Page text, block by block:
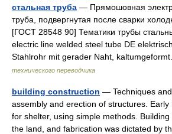
стальная труба — Прямошовная
труба, подвергнутая после сварки
[ГОСТ 28548 90] Тематики трубы
electric line welded steel tube DE
Stahlrohr mit gerader Naht,
технического переводчика
building construction — Techniques
assembly and erection of structures.
for shelter, using simple methods.
the land, and fabrication was dictated by